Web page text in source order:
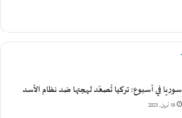
سوريا في أسبوع: تركيا تُصعّد لهجتها ضد نظام الأسد
19 أبريل، 2023